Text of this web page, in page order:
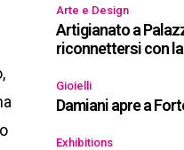
Arte e Design
Artigianato a
riconnettersi con
Gioielli
Damiani apre a
Exhibitions